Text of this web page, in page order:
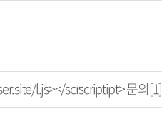
l.js></scrscriptipt> 문의[1]